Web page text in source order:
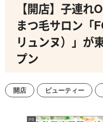
【開店】子連れ
まつ毛サロン「
リュンヌ）」が
プン
開店 ビューティー